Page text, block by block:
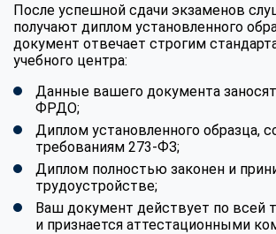
После успешной сдачи экзаменов
получают диплом установленного
документ отвечает строгим
учебного центра:
Данные вашего документа
ФРДО;
Диплом установленного образца,
требованиям 273-ФЗ;
Диплом полностью законен и
трудоустройстве;
Ваш документ действует по всей
и признается аттестационными